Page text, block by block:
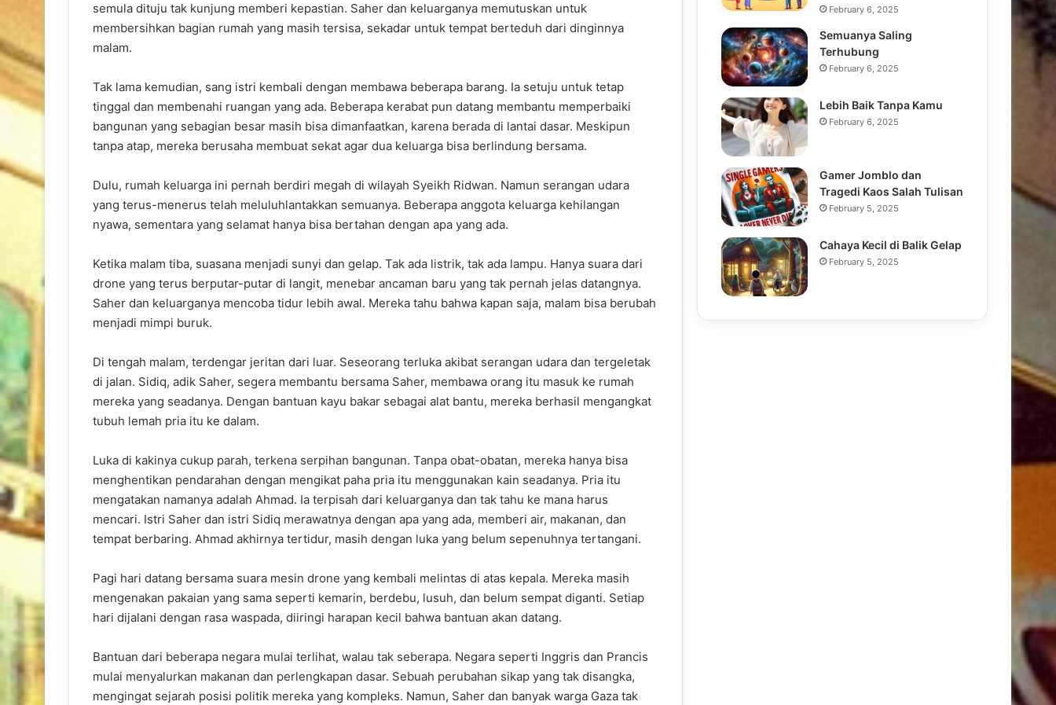
semula dituju tak kunjung memberi kepastian. Saher dan keluarganya memutuskan untuk
membersihkan bagian rumah yang masih tersisa, sekadar untuk tempat berteduh dari dinginnya
malam.
Tak lama kemudian, sang istri kembali dengan membawa beberapa barang. Ia setuju untuk tetap
tinggal dan membenahi ruangan yang ada. Beberapa kerabat pun datang membantu memperbaiki
bangunan yang sebagian besar masih bisa dimanfaatkan, karena berada di lantai dasar. Meskipun
tanpa atap, mereka berusaha membuat sekat agar dua keluarga bisa berlindung bersama.
Dulu, rumah keluarga ini pernah berdiri megah di wilayah Syeikh Ridwan. Namun serangan udara
yang terus-menerus telah meluluhlantakkan semuanya. Beberapa anggota keluarga kehilangan
nyawa, sementara yang selamat hanya bisa bertahan dengan apa yang ada.
Ketika malam tiba, suasana menjadi sunyi dan gelap. Tak ada listrik, tak ada lampu. Hanya suara dari
drone yang terus berputar-putar di langit, menebar ancaman baru yang tak pernah jelas datangnya.
Saher dan keluarganya mencoba tidur lebih awal. Mereka tahu bahwa kapan saja, malam bisa berubah
menjadi mimpi buruk.
Di tengah malam, terdengar jeritan dari luar. Seseorang terluka akibat serangan udara dan tergeletak
di jalan. Sidiq, adik Saher, segera membantu bersama Saher, membawa orang itu masuk ke rumah
mereka yang seadanya. Dengan bantuan kayu bakar sebagai alat bantu, mereka berhasil mengangkat
tubuh lemah pria itu ke dalam.
Luka di kakinya cukup parah, terkena serpihan bangunan. Tanpa obat-obatan, mereka hanya bisa
menghentikan pendarahan dengan mengikat paha pria itu menggunakan kain seadanya. Pria itu
mengatakan namanya adalah Ahmad. Ia terpisah dari keluarganya dan tak tahu ke mana harus
mencari. Istri Saher dan istri Sidiq merawatnya dengan apa yang ada, memberi air, makanan, dan
tempat berbaring. Ahmad akhirnya tertidur, masih dengan luka yang belum sepenuhnya tertangani.
Pagi hari datang bersama suara mesin drone yang kembali melintas di atas kepala. Mereka masih
mengenakan pakaian yang sama seperti kemarin, berdebu, lusuh, dan belum sempat diganti. Setiap
hari dijalani dengan rasa waspada, diiringi harapan kecil bahwa bantuan akan datang.
Bantuan dari beberapa negara mulai terlihat, walau tak seberapa. Negara seperti Inggris dan Prancis
mulai menyalurkan makanan dan perlengkapan dasar. Sebuah perubahan sikap yang tak disangka,
mengingat sejarah posisi politik mereka yang kompleks. Namun, Saher dan banyak warga Gaza tak
February 6, 2025
Semuanya Saling
Terhubung
February 6, 2025
Lebih Baik Tanpa Kamu
February 6, 2025
Gamer Jomblo dan
Tragedi Kaos Salah Tulisan
February 5, 2025
Cahaya Kecil di Balik Gelap
February 5, 2025